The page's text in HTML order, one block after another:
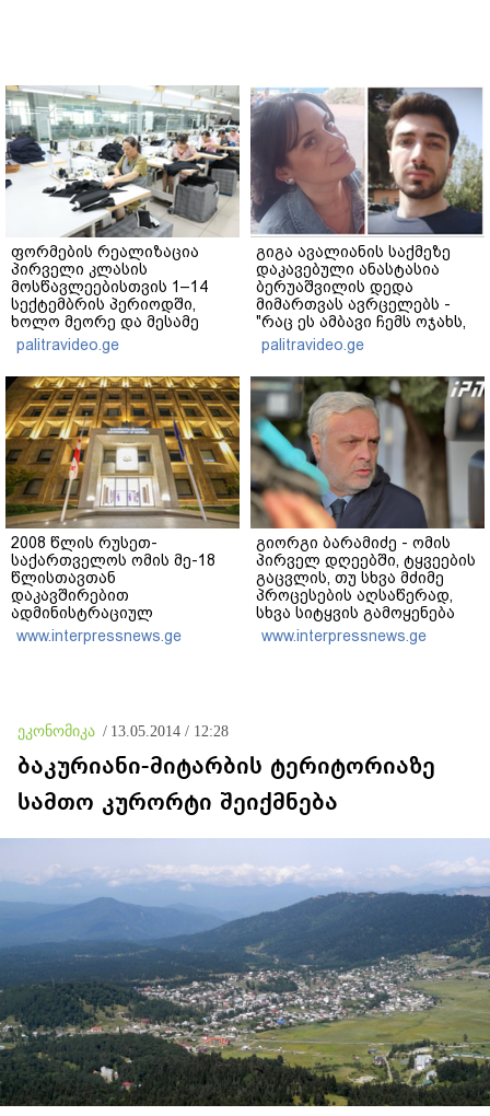
ფორმების რეალიზაცია
პირველი კლასის
მოსწავლეებისთვის 1–14
სექტემბრის პერიოდში,
ხოლო მეორე და მესამე
ეტაპებზე...
palitravideo.ge
გიგა ავალიანის საქმეზე
დაკავებული ანასტასია
ბერუაშვილის დედა
მიმართვას ავრცელებს -
"რაც ეს ამბავი ჩემს ოჯახს,
ჩემს ანასტასიას გადახდა
თავს, მის მერე მე მე არ
ვარ"
palitravideo.ge
2008 წლის რუსეთ-
საქართველოს ომის მე-18
წლისთავთან
დაკავშირებით
ადმინისტრაციულ
შენობებზე სახელმწიფო
დროშები დაეშვა
www.interpressnews.ge
გიორგი ბარამიძე - ომის
პირველ დღეებში, ტყვეების
გაცვლის, თუ სხვა მძიმე
პროცესების აღსაწერად,
სხვა სიტყვის გამოყენება
აჯობებდა - არასდროს
მითქვამს, რომ ჩვენები
www.interpressnews.ge
ეკონომიკა / 13.05.2014 / 12:28
ბაკურიანი-მიტარბის ტერიტორიაზე
სამთო კურორტი შეიქმნება